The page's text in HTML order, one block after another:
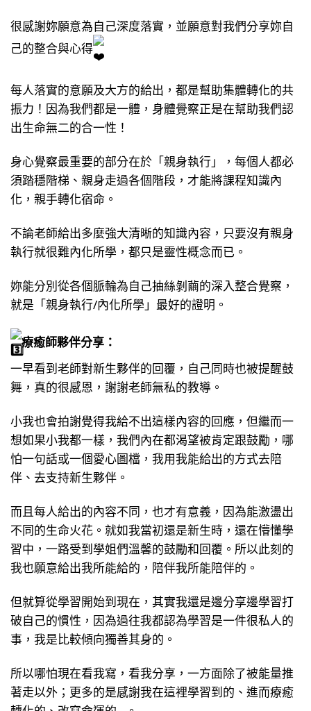
很感謝妳願意為自己深度落實，並願意對我們分享妳自
己的整合與心得
每人落實的意願及大方的給出，都是幫助集體轉化的共
振力！因為我們都是一體，身體覺察正是在幫助我們認
出生命無二的合一性！
身心覺察最重要的部分在於「親身執行」，每個人都必
須踏穩階梯、親身走過各個階段，才能將課程知識內
化，親手轉化宿命。
不論老師給出多麼強大清晰的知識內容，只要沒有親身
執行就很難內化所學，都只是靈性概念而已。
妳能分別從各個脈輪為自己抽絲剝繭的深入整合覺察，
就是「親身執行/內化所學」最好的證明。
療癒師夥伴分享：
一早看到老師對新生夥伴的回覆，自己同時也被提醒鼓
舞，真的很感恩，謝謝老師無私的教導。
小我也會拍謝覺得我給不出這樣內容的回應，但繼而一
想如果小我都一樣，我們內在都渴望被肯定跟鼓勵，哪
怕一句話或一個愛心圖檔，我用我能給出的方式去陪
伴、去支持新生夥伴。
而且每人給出的內容不同，也才有意義，因為能激盪出
不同的生命火花。就如我當初還是新生時，還在懵懂學
習中，一路受到學姐們溫馨的鼓勵和回覆。所以此刻的
我也願意給出我所能給的，陪伴我所能陪伴的。
但就算從學習開始到現在，其實我還是邊分享邊學習打
破自己的慣性，因為過往我都認為學習是一件很私人的
事，我是比較傾向獨善其身的。
所以哪怕現在看我寫，看我分享，一方面除了被能量推
著走以外；更多的是感謝我在這裡學習到的、進而療癒